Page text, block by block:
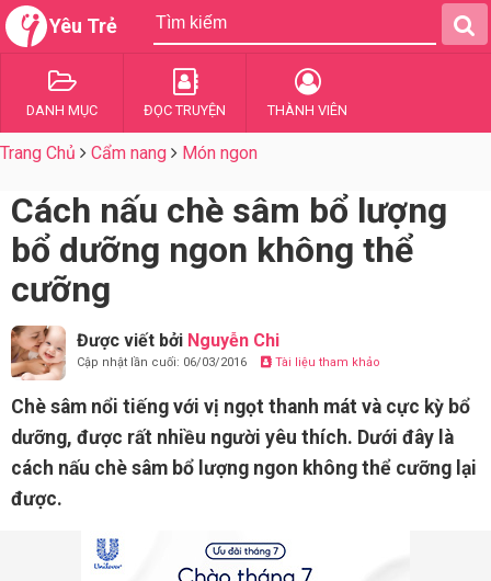
Yêu Trẻ
DANH MỤC ĐỌC TRUYỆN THÀNH VIÊN
Trang Chủ Cẩm nang Món ngon
Cách nấu chè sâm bổ lượng
bổ dưỡng ngon không thể
cưỡng
Được viết bởi Nguyễn Chi
Cập nhật lần cuối: 06/03/2016 Tài liệu tham khảo
Chè sâm nổi tiếng với vị ngọt thanh mát và cực kỳ bổ
dưỡng, được rất nhiều người yêu thích. Dưới đây là
cách nấu chè sâm bổ lượng ngon không thể cưỡng lại
được.